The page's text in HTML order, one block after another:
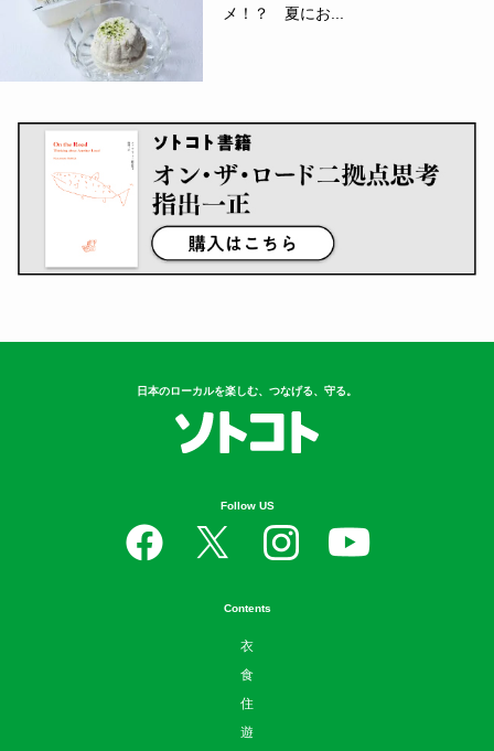
メ！？ 夏にお...
日本のローカルを楽しむ、つなげる、守る。
Follow US
Contents
衣
食
住
遊